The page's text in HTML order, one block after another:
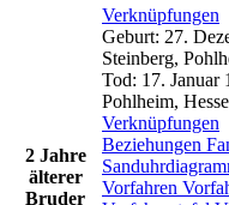
2 Jahre
älterer
Bruder
Verknüpfungen
Geburt: 27.
Steinberg,
Tod: 17. Januar
Pohlheim,
Verknüpfungen
Beziehungen
Vorfahren